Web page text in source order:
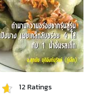
12 Ratings